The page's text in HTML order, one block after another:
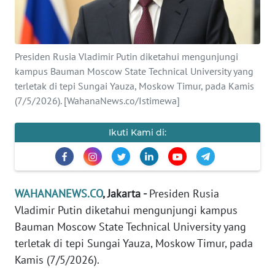
Presiden Rusia Vladimir Putin diketahui mengunjungi
kampus Bauman Moscow State Technical University yang
terletak di tepi Sungai Yauza, Moskow Timur, pada Kamis
(7/5/2026). [WahanaNews.co/Istimewa]
Ikuti Kami di:
WAHANANEWS.CO, Jakarta -Presiden Rusia
Vladimir Putin diketahui mengunjungi kampus
Bauman Moscow State Technical University yang
terletak di tepi Sungai Yauza, Moskow Timur, pada
Kamis (7/5/2026).
INTERNASIONAL
SERBA-SERBI
PENDIDIKAN
Informasi
INDEKS
BERITA